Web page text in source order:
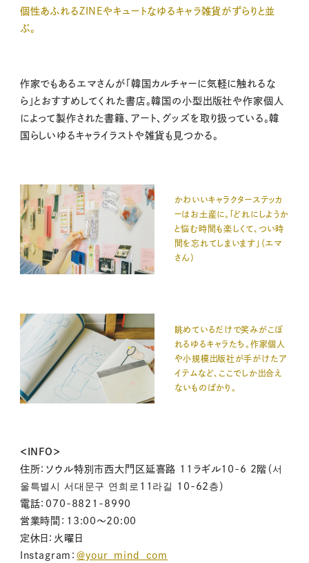
個性あふれるZINEやキュートなゆるキャラ雑貨がずらりと並
ぶ。
作家でもあるエマさんが「韓国カルチャーに気軽に触れるな
ら」とおすすめしてくれた書店。韓国の小型出版社や作家個人
によって製作された書籍、アート、グッズを取り扱っている。韓
国らしいゆるキャライラストや雑貨も見つかる。
かわいいキャラクターステッカ
ーはお土産に。「どれにしようか
と悩む時間も楽しくて、つい時
間を忘れてしまいます」（エマ
さん）
眺めているだけで笑みがこぼ
れるゆるキャラたち。作家個人
や小規模出版社が手がけたア
イテムなど、ここでしか出合え
ないものばかり。
＜INFO＞
住所：ソウル特別市西大門区延喜路 11ラギル10-6 2階（서
울특별시 서대문구 연희로11라길 10-62층）
電話：070-8821-8990
営業時間：13:00〜20:00
定休日：火曜日
Instagram：＠your_mind_com